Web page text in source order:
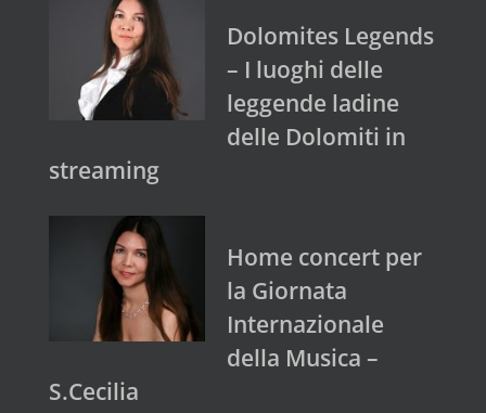
Dolomites Legends
– I luoghi delle
leggende ladine
delle Dolomiti in
streaming
Home concert per
la Giornata
Internazionale
della Musica –
S.Cecilia